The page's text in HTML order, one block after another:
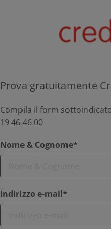
Prova gratuitamente
Compila il form
19 46 46 00
Nome & Cognome*
Indirizzo e-mail*